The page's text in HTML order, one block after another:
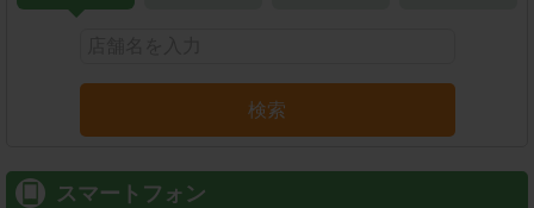
検索
スマートフォン